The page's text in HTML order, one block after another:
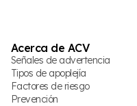
Acerca de ACV
Señales de advertencia
Tipos de apoplejía
Factores de riesgo
Prevención